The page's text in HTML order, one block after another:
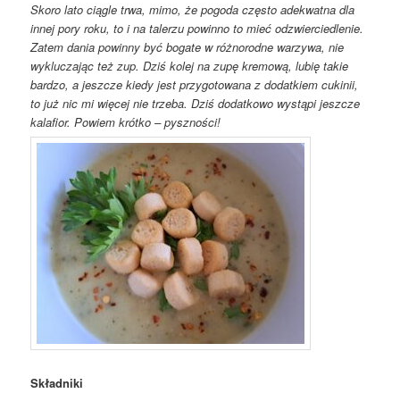
Skoro lato ciągle trwa, mimo, że pogoda często adekwatna dla
innej pory roku, to i na talerzu powinno to mieć odzwierciedlenie.
Zatem dania powinny być bogate w różnorodne warzywa, nie
wykluczając też zup. Dziś kolej na zupę kremową, lubię takie
bardzo, a jeszcze kiedy jest przygotowana z dodatkiem cukinii,
to już nic mi więcej nie trzeba. Dziś dodatkowo wystąpi jeszcze
kalafior. Powiem krótko – pyszności!
Składniki